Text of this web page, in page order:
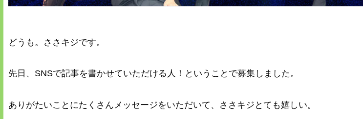
どうも。ささキジです。
先日、SNSで記事を書かせていただける人！ということで募集しました。
ありがたいことにたくさんメッセージをいただいて、ささキジとても嬉しい。